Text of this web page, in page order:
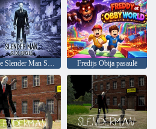
Fredijs Obija pasaulē